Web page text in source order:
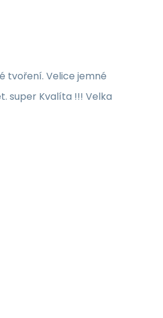
tvoření. Velice jemné
super Kvalíta !!! Velka